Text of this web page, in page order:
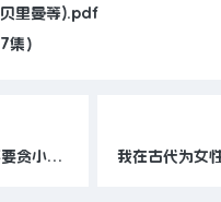
贝里曼等).pdf
集）
贪小便宜吃大亏&不要贪小便宜（31集）高萍&孙昊